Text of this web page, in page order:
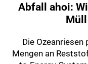
Abfall ahoi:
Die
Mengen an